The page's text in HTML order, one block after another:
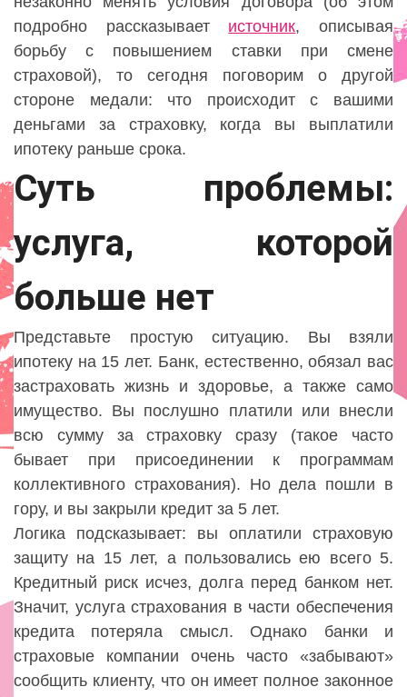
подробно рассказывает источник, описывая
борьбу с повышением ставки при смене
страховой), то сегодня поговорим о другой
стороне медали: что происходит с вашими
деньгами за страховку, когда вы выплатили
ипотеку раньше срока.
Суть проблемы:
услуга, которой
больше нет
Представьте простую ситуацию. Вы взяли
ипотеку на 15 лет. Банк, естественно, обязал вас
застраховать жизнь и здоровье, а также само
имущество. Вы послушно платили или внесли
всю сумму за страховку сразу (такое часто
бывает при присоединении к программам
коллективного страхования). Но дела пошли в
гору, и вы закрыли кредит за 5 лет.
Логика подсказывает: вы оплатили страховую
защиту на 15 лет, а пользовались ею всего 5.
Кредитный риск исчез, долга перед банком нет.
Значит, услуга страхования в части обеспечения
кредита потеряла смысл. Однако банки и
страховые компании очень часто «забывают»
сообщить клиенту, что он имеет полное законное